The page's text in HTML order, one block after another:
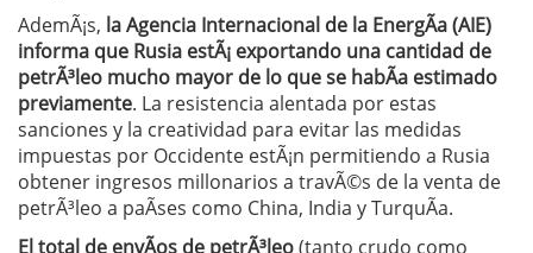
AdemÃ¡s, la Agencia Internacional de la EnergÃ­a (AIE)
informa que Rusia estÃ¡ exportando una cantidad de
petrÃ³leo mucho mayor de lo que se habÃ­a estimado
previamente. La resistencia alentada por estas
sanciones y la creatividad para evitar las medidas
impuestas por Occidente estÃ¡n permitiendo a Rusia
obtener ingresos millonarios a travÃ©s de la venta de
petrÃ³leo a paÃ­ses como China, India y TurquÃ­a.
El total de envÃ­os de petrÃ³leo(tanto crudo como